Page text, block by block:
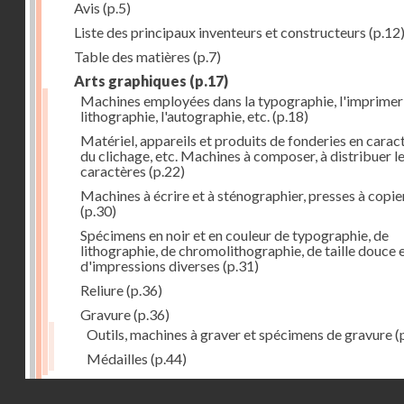
Avis (p.5)
Liste des principaux inventeurs et constructeurs (p.12)
Table des matières (p.7)
Arts graphiques (p.17)
Machines employées dans la typographie,
lithographie, l'autographie, etc. (p.18)
Matériel, appareils et produits de fonderies en
du clichage, etc. Machines à composer, à distribuer
caractères (p.22)
Machines à écrire et à sténographier, presses à
(p.30)
Spécimens en noir et en couleur de typographie, de
lithographie, de chromolithographie, de taille douce
d'impressions diverses (p.31)
Reliure(p.36)
Gravure(p.36)
Outils, machines à graver et spécimens de gravure
Médailles (p.44)